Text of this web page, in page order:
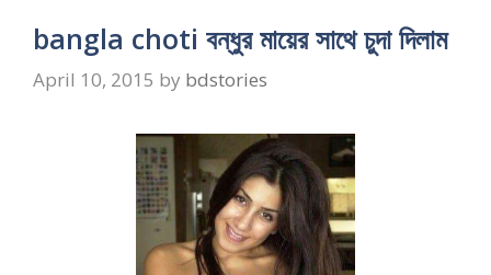
bangla choti বন্ধুর মায়ের সাথে চুদা দিলাম
April 10, 2015 by bdstories